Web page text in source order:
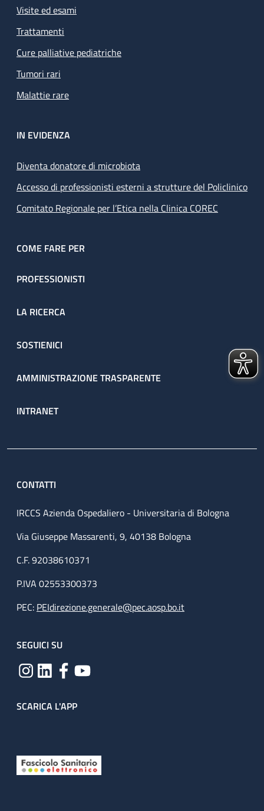
Visite ed esami
Trattamenti
Cure palliative pediatriche
Tumori rari
Malattie rare
IN EVIDENZA
Diventa donatore di microbiota
Accesso di professionisti esterni a strutture del Policlinico
Comitato Regionale per l’Etica nella Clinica COREC
COME FARE PER
PROFESSIONISTI
LA RICERCA
SOSTIENICI
AMMINISTRAZIONE TRASPARENTE
INTRANET
CONTATTI
IRCCS Azienda Ospedaliero - Universitaria di Bologna
Via Giuseppe Massarenti, 9, 40138 Bologna
C.F. 92038610371
P.IVA 02553300373
PEC: PEIdirezione.generale@pec.aosp.bo.it
SEGUICI SU
SCARICA L'APP